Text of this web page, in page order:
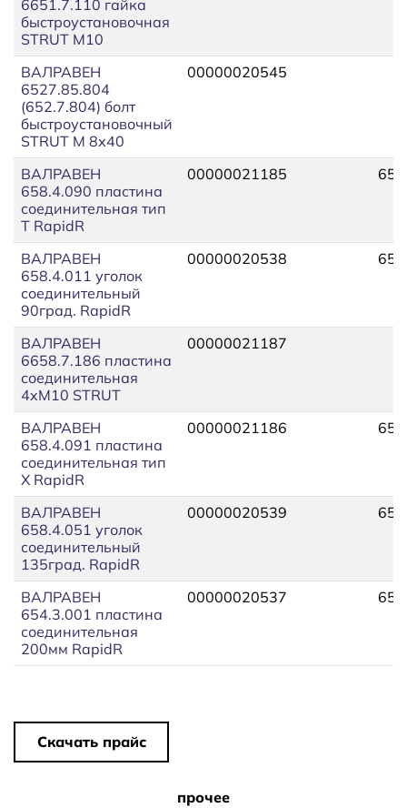
6651.7.110 гайка
быстроустановочная
STRUT М10
ВАЛРАВЕН
6527.85.804
(652.7.804) болт
быстроустановочный
STRUT М 8х40
00000020545
ВАЛРАВЕН
658.4.090 пластина
соединительная тип
T RapidR
00000021185
ВАЛРАВЕН
658.4.011 уголок
соединительный
90град. RapidR
00000020538
ВАЛРАВЕН
6658.7.186 пластина
соединительная
4xM10 STRUT
00000021187
ВАЛРАВЕН
658.4.091 пластина
соединительная тип
X RapidR
00000021186
ВАЛРАВЕН
658.4.051 уголок
соединительный
135град. RapidR
00000020539
ВАЛРАВЕН
654.3.001 пластина
соединительная
200мм RapidR
00000020537
Скачать прайс
прочее